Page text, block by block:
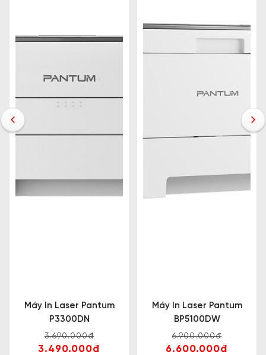
Máy In Laser Pantum
P3300DN
3.690.000đ
3.490.000đ
Máy In Laser Pantum
BP5100DW
6.900.000đ
6.600.000đ